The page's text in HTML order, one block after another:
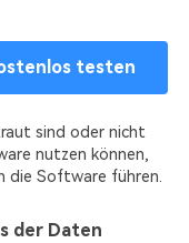
testen
sind oder nicht
nutzen können,
die Software führen.
der Daten